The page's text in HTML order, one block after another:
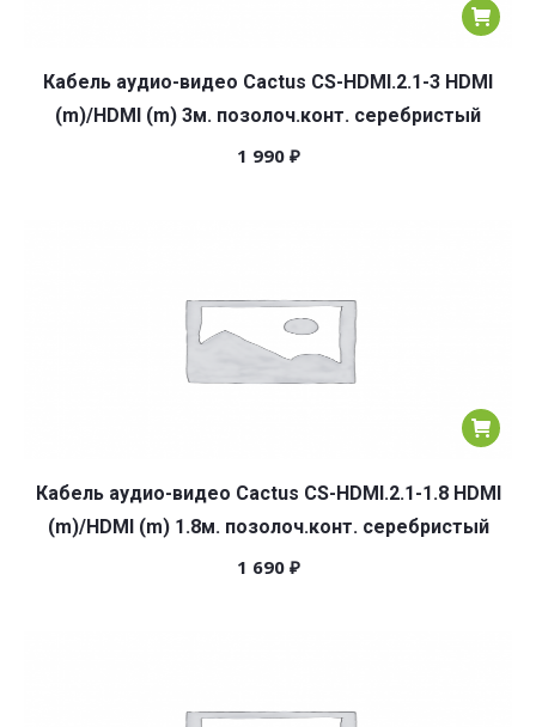
Кабель аудио-видео Cactus CS-HDMI.2.1-3 HDMI
(m)/HDMI (m) 3м. позолоч.конт. серебристый
1 990 ₽
Кабель аудио-видео Cactus CS-HDMI.2.1-1.8 HDMI
(m)/HDMI (m) 1.8м. позолоч.конт. серебристый
1 690 ₽